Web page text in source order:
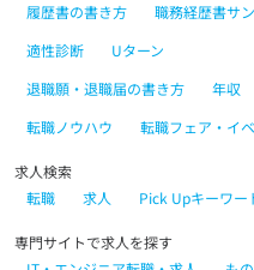
履歴書の書き方
職務経歴書サ
適性診断
Uターン
退職願・退職届の書き方
年収
転職ノウハウ
転職フェア・イ
求人検索
転職
求人 Pick Upキーワー
専門サイトで求人を探す